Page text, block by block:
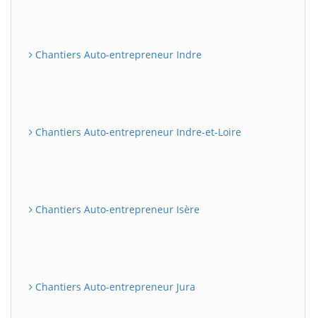
Chantiers Auto-entrepreneur Indre
Chantiers Auto-entrepreneur Indre-et-Loire
Chantiers Auto-entrepreneur Isère
Chantiers Auto-entrepreneur Jura